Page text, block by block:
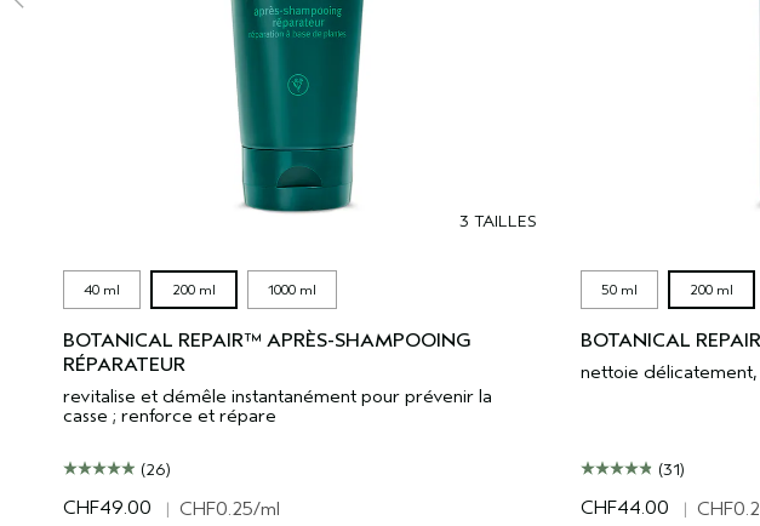
3 TAILLES
40 ml 200 ml 1000 ml
BOTANICAL REPAIR™ APRÈS-SHAMPOOING
RÉPARATEUR
revitalise et démêle instantanément pour prévenir la
casse ; renforce et répare
(26)
CHF49.00 | CHF0.25/ml
50 ml 200 ml
BOTANICAL
nettoie
(31)
CHF44.00 |